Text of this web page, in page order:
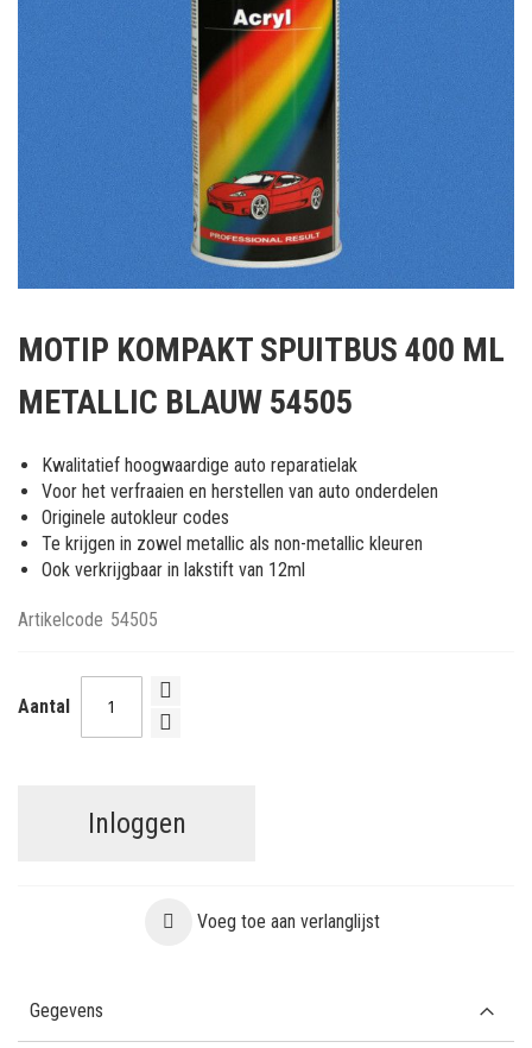
het
van
afbeeldingen-
gallerij
MOTIP KOMPAKT SPUITBUS 400 ML
METALLIC BLAUW 54505
Kwalitatief hoogwaardige auto reparatielak
Voor het verfraaien en herstellen van auto onderdelen
Originele autokleur codes
Te krijgen in zowel metallic als non-metallic kleuren
Ook verkrijgbaar in lakstift van 12ml
Artikelcode 54505
Aantal
Inloggen
Voeg toe aan verlanglijst
Gegevens